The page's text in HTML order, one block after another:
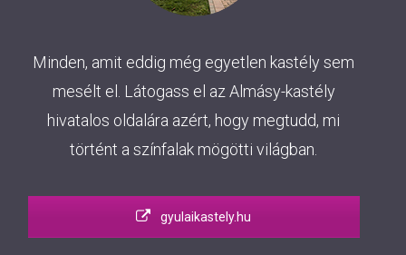
Minden, amit eddig még egyetlen kastély sem
mesélt el. Látogass el az Almásy-kastély
hivatalos oldalára azért, hogy megtudd, mi
történt a színfalak mögötti világban.
gyulaikastely.hu